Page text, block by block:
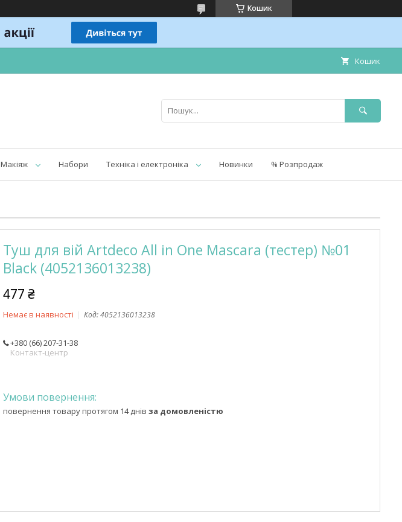
Кошик
Кошик
Макіяж Набори Техніка і електроніка Новинки % Розпродаж
Туш для вій Artdeco All in One Mascara (тестер) №01
Black (4052136013238)
477 ₴
Немає в наявності Код:4052136013238
+380 (66) 207-31-38
Контакт-центр
повернення товару протягом 14 днів за домовленістю